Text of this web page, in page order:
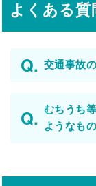
よくある質
交通事故
むちうち
ようなも